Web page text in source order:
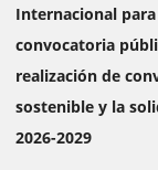
Internacional
convocatoria
realización de
sostenible y la
2026-2029